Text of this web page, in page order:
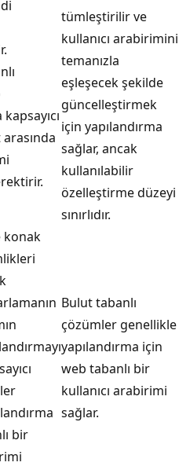
tümleştirilir ve
kullanıcı arabirimini
temanızla
eşleşecek şekilde
güncelleştirmek
için yapılandırma
sağlar, ancak
kullanılabilir
özelleştirme düzeyi
sınırlıdır.
konak
bir
Bulut tabanlı
çözümler genellikle
yapılandırma için
web tabanlı bir
kullanıcı arabirimi
sağlar.